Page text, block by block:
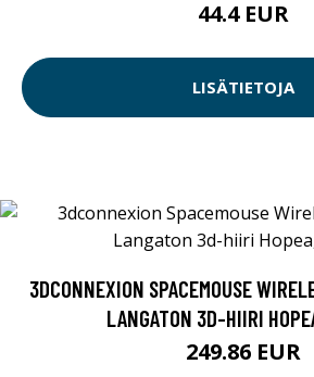
44.4 EUR
LISÄTIETOJA
3DCONNEXION SPACEMOUSE
LANGATON 3D-HIIRI
249.86 EUR